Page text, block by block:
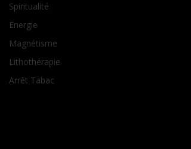
Spiritualité
Energie
Magnétisme
Lithothérapie
Arrêt Tabac